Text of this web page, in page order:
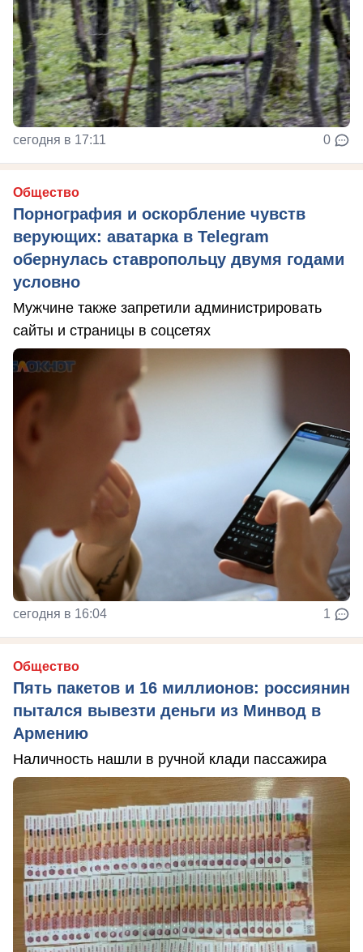
сегодня в 17:11 0
Общество
Порнография и оскорбление чувств
верующих: аватарка в Telegram
обернулась ставропольцу двумя годами
условно
Мужчине также запретили администрировать
сайты и страницы в соцсетях
сегодня в 16:04 1
Общество
Пять пакетов и 16 миллионов: россиянин
пытался вывезти деньги из Минвод в
Армению
Наличность нашли в ручной клади пассажира